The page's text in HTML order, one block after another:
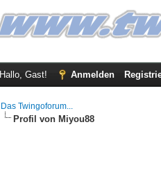
Hallo, Gast! Anmelden
Das Twingoforum...
Profil von Miyou88